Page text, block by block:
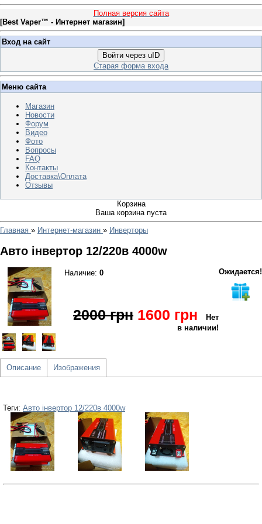
Полная версия сайта
[Best Vaper™ - Интернет магазин]
Вход на сайт
Войти через uID
Старая форма входа
Меню сайта
Магазин
Новости
Форум
Видео
Фото
Вопросы
FAQ
Контакты
Доставка\Оплата
Отзывы
Корзина
Ваша корзина пуста
Главная » Интернет-магазин » Инверторы
Авто інвертор 12/220в 4000w
Наличие: 0 Ожидается!
2000 грн 1600 грн
Нет
в наличии!
Описание Изображения
Теги: Авто інвертор 12/220в 4000w